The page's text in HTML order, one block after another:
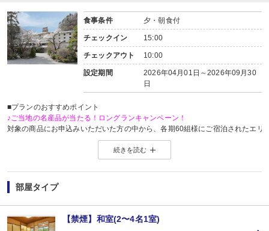
場所:
レストラン
内容:
和食
食事条件 夕・朝食付
チェックイン 15:00
チェックアウト 10:00
設定期間
2026年04月01日～2026年09月30
日
■プランのおすすめポイント
♪ご当地の名産品が当たる！ロングランキャンペーン！
対象の商品にお申込みいただいた方の中から、各期60組様にご宿泊されたエリ
※当選した方には各期終了後の翌月中旬頃にメールにてご連絡いたします。
当選した場合は、ご当地名産品発送のため、お客様の氏名・住所・電話番
ご当地名産品発送以外の目的では使用いたしません。
※「＠nta.co.jp」よりメールをお送りいたしますので、ドメイン受信設定を
※
ご当地名産品キャンペーンサイト 詳しくはこちら
【連泊がお得♪】
2泊以上でお申し込みできる、お得なプランです。
※1泊でのご予約はできません。
※すべての宿泊日が同一条件となります。
続きを読む
部屋タイプ
【禁煙】和室(2〜4名1室)